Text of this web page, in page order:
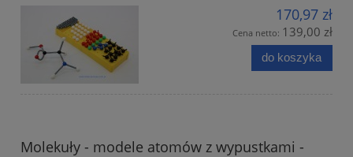
170,97 zł
Cena netto: 139,00 zł
do koszyka
Molekuły - modele atomów z wypustkami -